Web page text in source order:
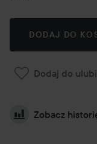
DODAJ DO
Dodaj do
Zobacz